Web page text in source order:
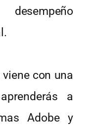
con una
a
Adobe y